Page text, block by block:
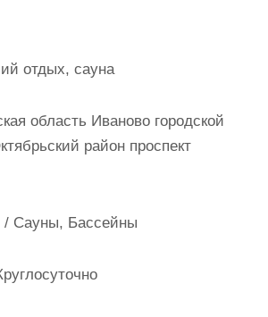
отдых, сауна
область Иваново городской
район проспект
/ Сауны, Бассейны